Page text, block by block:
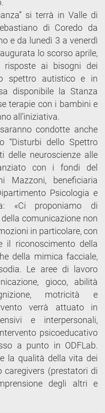
si terrà in Valle di
di Coredo da
e da lunedì 3 a venerdì
lo scorso aprile,
ai bisogni dei
spettro autistico e in
disponibile la Stanza
terapie con i bambini e
all’iniziativa.
condotte anche
“Disturbi dello Spettro
delle neuroscienze alle
con i fondi del
Mazzoni, beneficiaria
Psicologia e
«Ci proponiamo di
comunicazione non
in particolare, con
il riconoscimento della
della mimica facciale,
Le aree di lavoro
gioco, abilità
motricità e
verrà attuato in
e interpersonali,
psicoeducativo
a punto in ODFLab.
la qualità della vita dei
caregivers (prestatori di
degli altri e